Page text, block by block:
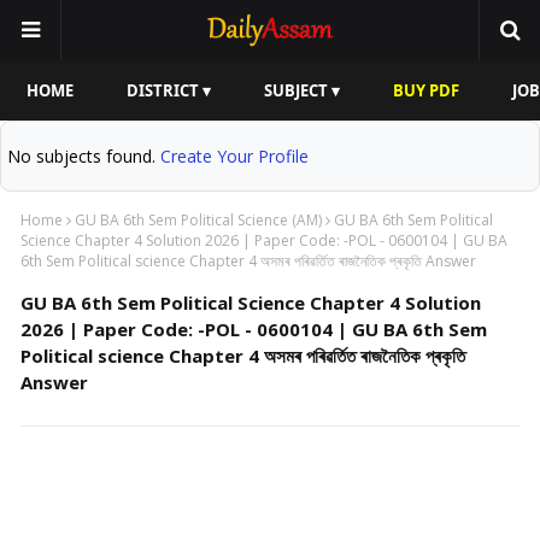
HOME DISTRICT ▾ SUBJECT ▾ BUY PDF
No subjects found. Create Your Profile
Home GU BA 6th Sem Political Science (AM)
GU BA 6th Sem Political
Science Chapter 4 Solution 2026 | Paper Code: -POL - 0600104 | GU BA
6th Sem Political science Chapter 4 অসমৰ পৰিৱৰ্তিত ৰাজনৈতিক প্ৰকৃতি Answer
GU BA 6th Sem Political Science Chapter 4 Solution
2026 | Paper Code: -POL - 0600104 | GU BA 6th Sem
Political science Chapter 4 অসমৰ পৰিৱৰ্তিত ৰাজনৈতিক প্ৰকৃতি
Answer